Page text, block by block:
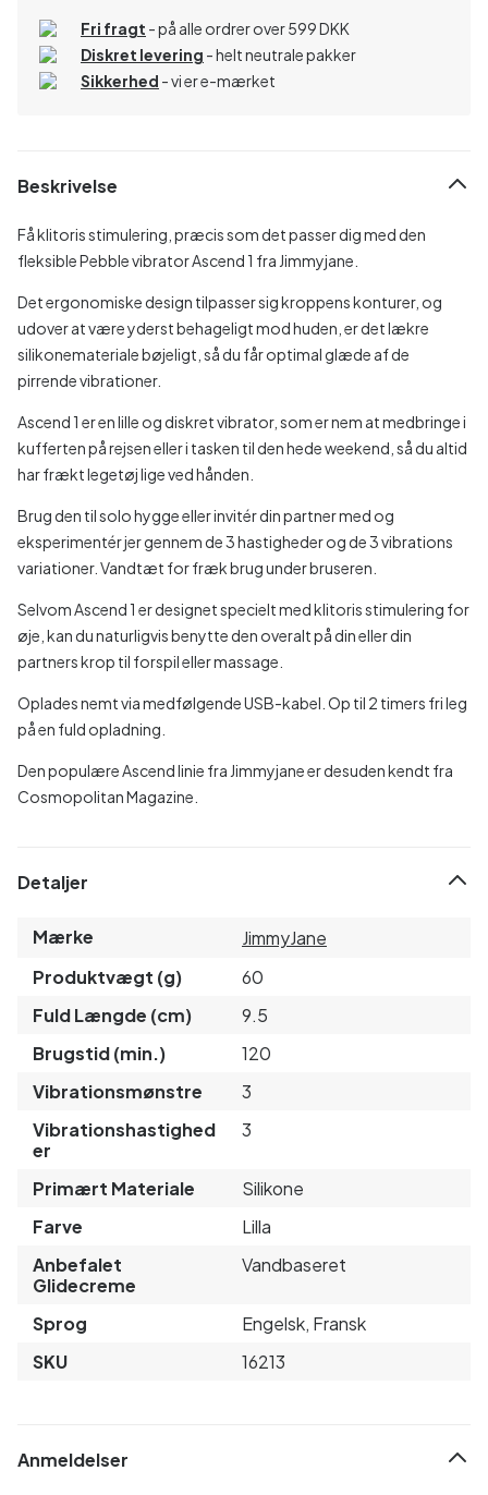
Fri fragt - på alle ordrer over 599 DKK
Diskret levering - helt neutrale pakker
Sikkerhed - vi er e-mærket
Beskrivelse
Få klitoris stimulering, præcis som det passer dig med den
fleksible Pebble vibrator Ascend 1 fra Jimmyjane.
Det ergonomiske design tilpasser sig kroppens konturer, og
udover at være yderst behageligt mod huden, er det lækre
silikonemateriale bøjeligt, så du får optimal glæde af de
pirrende vibrationer.
Ascend 1 er en lille og diskret vibrator, som er nem at medbringe i
kufferten på rejsen eller i tasken til den hede weekend, så du altid
har frækt legetøj lige ved hånden.
Brug den til solo hygge eller invitér din partner med og
eksperimentér jer gennem de 3 hastigheder og de 3 vibrations
variationer. Vandtæt for fræk brug under bruseren.
Selvom Ascend 1 er designet specielt med klitoris stimulering for
øje, kan du naturligvis benytte den overalt på din eller din
partners krop til forspil eller massage.
Oplades nemt via medfølgende USB-kabel. Op til 2 timers fri leg
på en fuld opladning.
Den populære Ascend linie fra Jimmyjane er desuden kendt fra
Cosmopolitan Magazine.
Detaljer
Mærke
JimmyJane
Produktvægt (g)
60
Fuld Længde (cm)
9.5
Brugstid (min.)
120
Vibrationsmønstre
3
Vibrationshastighed
er
3
Primært Materiale
Silikone
Farve
Lilla
Anbefalet
Glidecreme
Vandbaseret
Sprog
Engelsk, Fransk
SKU
16213
Anmeldelser